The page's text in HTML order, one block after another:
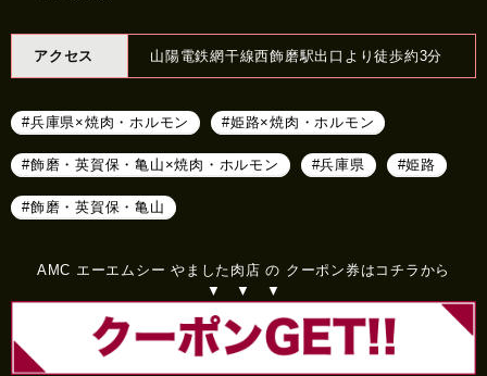
アクセス 山陽電鉄網干線西飾磨駅出口より徒歩約3分
#兵庫県×焼肉・ホルモン #姫路×焼肉・ホルモン
#飾磨・英賀保・亀山×焼肉・ホルモン #兵庫県 #姫路
#飾磨・英賀保・亀山
AMC エーエムシー やました肉店 の クーポン券はコチラから
▼ ▼ ▼